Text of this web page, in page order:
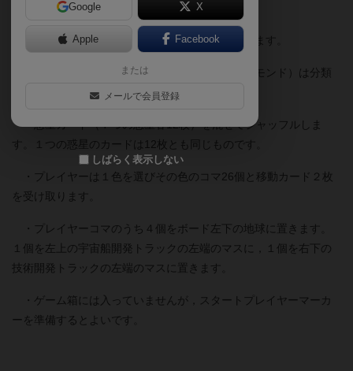
■１ 準備その１
・ボードを広げて惑星の環（灰皿）を横に置きます。
・ボーナスカード（銀，金，プラチナ，ダイアモンド）は分類
して表向きの山札にします。
・惑星カード（７つの惑星各12枚）を混ぜてシャッフルしま
す。１つの惑星のカードは12枚とも同じものです。
・プレイヤーは１色を選びその色のコマ26個と移動カード２枚
を受け取ります。
・プレイヤーコマのうち４個をボード左下の地球に置きます。
１個を左上の宇宙船開発トラックの左端のマスに，１個を右下の
技術開発トラックの左端のマスに置きます。
・ゲーム箱には入っていませんが，スタートプレイヤーマーカ
ーを準備するとよいです。
Google X
Apple Facebook
または
メールで会員登録
しばらく表示しない